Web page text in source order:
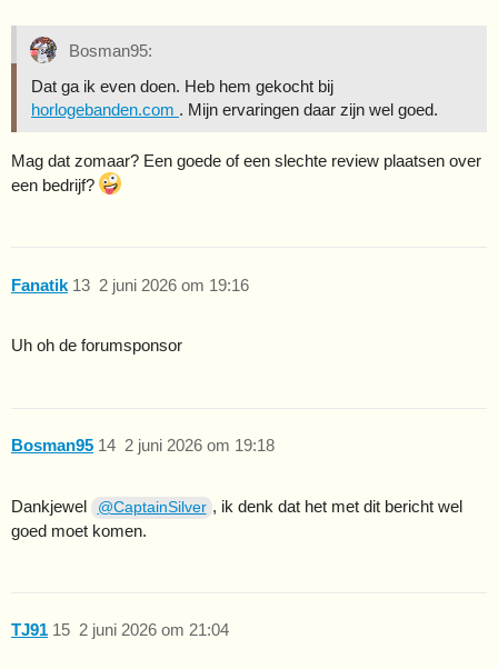
Bosman95:
Dat ga ik even doen. Heb hem gekocht bij
horlogebanden.com . Mijn ervaringen daar zijn wel goed.
Mag dat zomaar? Een goede of een slechte review plaatsen over
een bedrijf?
Fanatik 2 juni 2026 om 19:16
13
Uh oh de forumsponsor
Bosman95 2 juni 2026 om 19:18
14
Dankjewel @CaptainSilver , ik denk dat het met dit bericht wel
goed moet komen.
TJ91 2 juni 2026 om 21:04
15